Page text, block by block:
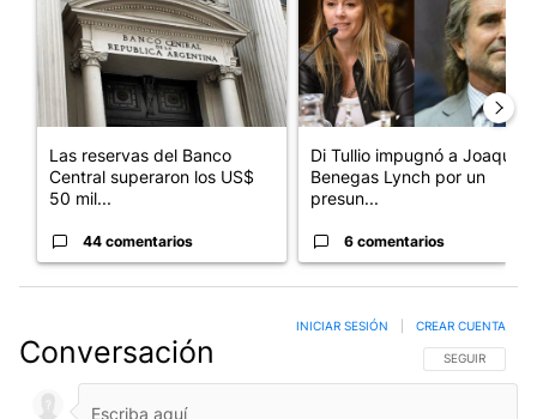
Las reservas del Banco
Central superaron los US$
50 mil...
44 comentarios
Di Tullio impugnó a Joaquín
Benegas Lynch por un
presun...
6 comentarios
Conversación SIGA ESTA
SEGUIR
INICIAR SESIÓN CREAR CUENTA